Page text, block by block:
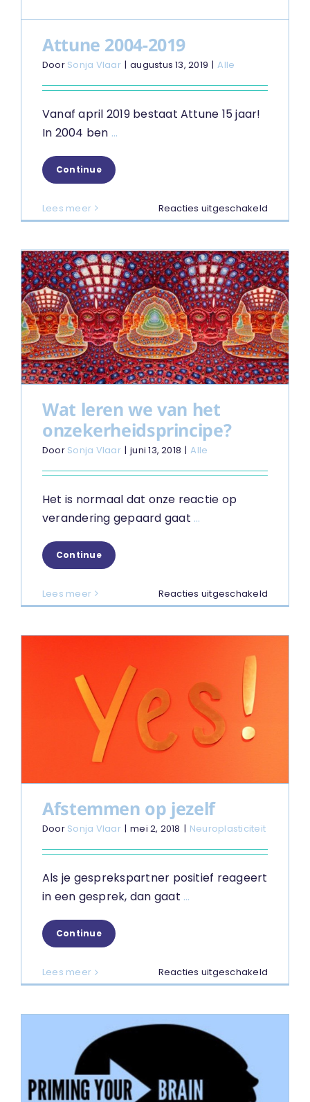
Attune 2004-2019
Door Sonja Vlaar | augustus 13, 2019 | Alle
Vanaf april 2019 bestaat Attune 15 jaar!
In 2004 ben ...
Continue
Lees meer Reacties uitgeschakeld
Attune
2019
Wat leren we van het
onzekerheidsprincipe?
Door Sonja Vlaar | juni 13, 2018 | Alle
Het is normaal dat onze reactie op
verandering gepaard gaat ...
Continue
Lees meer Reacties uitgeschakeld
Wat
we
Afstemmen op jezelf
Door Sonja Vlaar | mei 2, 2018 | Neuroplasticiteit
Als je gesprekspartner positief reageert
in een gesprek, dan gaat ...
Continue
Lees meer Reacties uitgeschakeld
jezelf